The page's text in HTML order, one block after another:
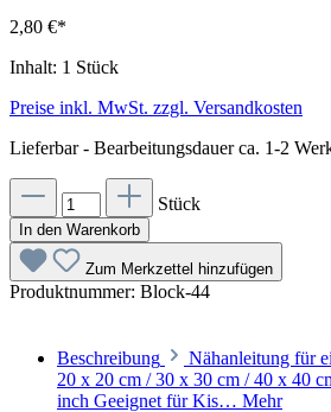
2,80 €*
Inhalt: 1 Stück
Preise inkl. MwSt. zzgl. Versandkosten
Lieferbar - Bearbeitungsdauer ca. 1-2
Stück
In den Warenkorb
Zum Merkzettel hinzufügen
Produktnummer: Block-44
Beschreibung
Nähanleitung für
20 x 20 cm / 30 x 30 cm / 40 x 40
inch Geeignet für Kis… Mehr